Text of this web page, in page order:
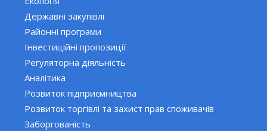
Державні закупівлі
Районні програми
Інвестиційні пропозиції
Регуляторна діяльність
Аналітика
Розвиток підприємництва
Розвиток торгівлі та захист прав споживачів
Заборгованість